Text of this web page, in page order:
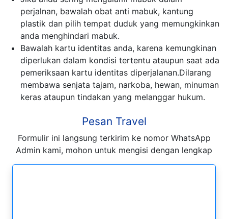
perjalnan, bawalah obat anti mabuk, kantung
plastik dan pilih tempat duduk yang memungkinkan
anda menghindari mabuk.
Bawalah kartu identitas anda, karena kemungkinan
diperlukan dalam kondisi tertentu ataupun saat ada
pemeriksaan kartu identitas diperjalanan.Dilarang
membawa senjata tajam, narkoba, hewan, minuman
keras ataupun tindakan yang melanggar hukum.
Pesan Travel
Formulir ini langsung terkirim ke nomor WhatsApp
Admin kami, mohon untuk mengisi dengan lengkap